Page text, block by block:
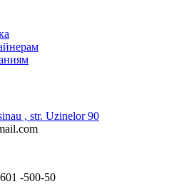
, str. Uzinelor 90
-500-50